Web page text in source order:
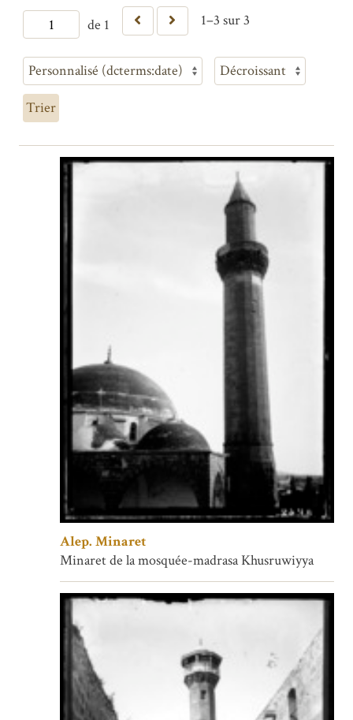
de 1 1–3 sur 3
Trier
Alep. Minaret
Minaret de la mosquée-madrasa Khusruwiyya